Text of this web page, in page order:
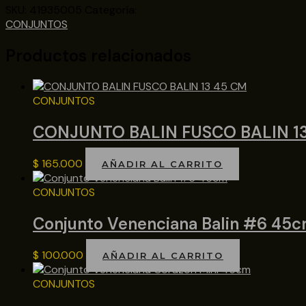
CONJUNTOS
CONJUNTOS
CONJUNTO BALIN FUSCO BALIN
$ 165.000 AÑADIR AL CARRITO
CONJUNTOS
Conjunto Venenciana Balin #6
$ 100.000 AÑADIR AL CARRITO
CONJUNTOS